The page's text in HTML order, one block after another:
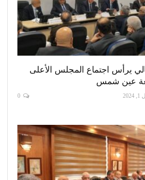
يرأس اجتماع المجلس الأعلى
عين شمس